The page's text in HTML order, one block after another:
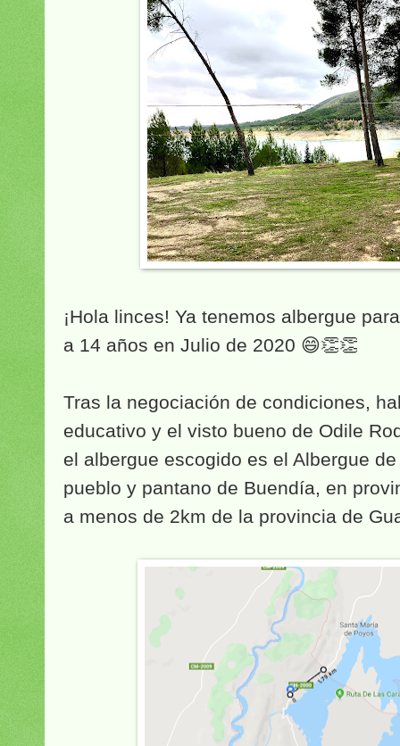
¡Hola linces! Ya tenemos albergue
a 14 años en Julio de 2020 😄👏👏
Tras la negociación de condiciones,
educativo y el visto bueno de Odile
el albergue escogido es el Albergue
pueblo y pantano de Buendía, en
a menos de 2km de la provincia de